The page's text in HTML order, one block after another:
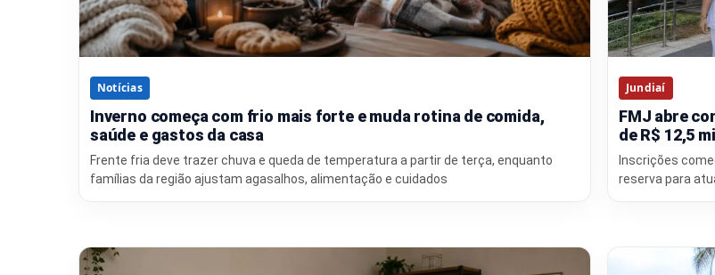
Notícias
Inverno começa com frio mais forte e muda rotina de comida,
saúde e gastos da casa
Frente fria deve trazer chuva e queda de temperatura a partir de terça, enquanto
famílias da região ajustam agasalhos, alimentação e cuidados
Jundiaí
FMJ abre
de R$ 12,5 mil
Inscrições
reserva para